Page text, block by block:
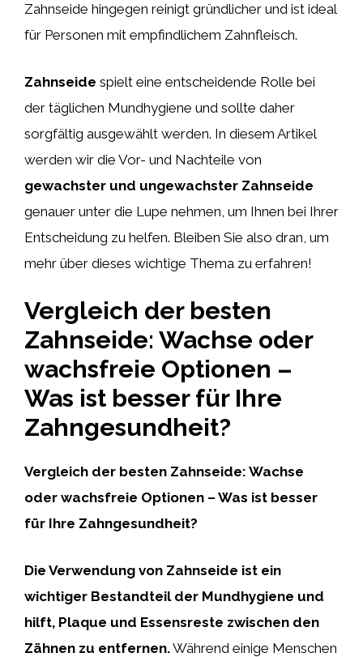
Zahnseide hingegen reinigt gründlicher und ist ideal
für Personen mit empfindlichem Zahnfleisch.
Zahnseide spielt eine entscheidende Rolle bei
der täglichen Mundhygiene und sollte daher
sorgfältig ausgewählt werden. In diesem Artikel
werden wir die Vor- und Nachteile von
gewachster und ungewachster Zahnseide
genauer unter die Lupe nehmen, um Ihnen bei Ihrer
Entscheidung zu helfen. Bleiben Sie also dran, um
mehr über dieses wichtige Thema zu erfahren!
Vergleich der besten
Zahnseide: Wachse oder
wachsfreie Optionen –
Was ist besser für Ihre
Zahngesundheit?
Vergleich der besten Zahnseide: Wachse
oder wachsfreie Optionen – Was ist besser
für Ihre Zahngesundheit?
Die Verwendung von Zahnseide ist ein
wichtiger Bestandteil der Mundhygiene und
hilft, Plaque und Essensreste zwischen den
Zähnen zu entfernen.Während einige Menschen